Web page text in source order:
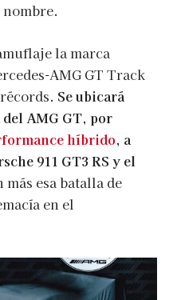
la marca
AMG GT Track
Se ubicará
AMG GT, por
híbrido, a
911 GT3 RS y el
esa batalla de
en el